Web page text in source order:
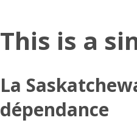
This is a
La
dépendance